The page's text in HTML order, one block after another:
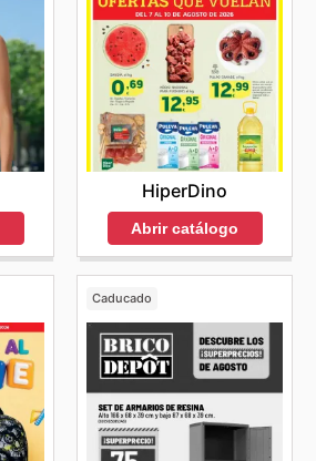
HiperDino
Abrir catálogo
Caducado